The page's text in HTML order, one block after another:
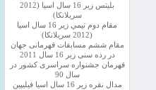
بليتس زير 16 سال اسيا (2012
سريلانكا)
مقام دوم تيمي زير 16 سال اسيا
(2012 سريلانكا)
مقام ششم مسابقات قهرمانی جهان
در رده سنی زیر 16 سال 2011
قهرمان جشنواره سراسری کشور در
سال 90
مدال نقره زیر 16 سال اسیا فیلیپین